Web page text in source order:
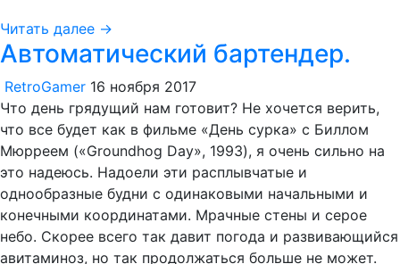
Читать далее →
Автоматический бартендер.
RetroGamer 16 ноября 2017
Что день грядущий нам готовит? Не хочется верить,
что все будет как в фильме «День сурка» с Биллом
Мюрреем («Groundhog Day», 1993), я очень сильно на
это надеюсь. Надоели эти расплывчатые и
однообразные будни с одинаковыми начальными и
конечными координатами. Мрачные стены и серое
небо. Скорее всего так давит погода и развивающийся
авитаминоз, но так продолжаться больше не может.